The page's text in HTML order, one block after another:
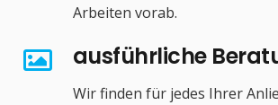
Arbeiten vorab.
ausführliche
Wir finden für jedes Ihrer